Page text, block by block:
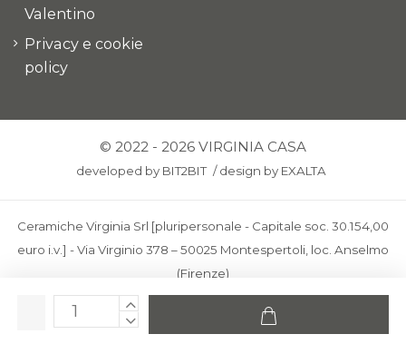
Valentino
Privacy e cookie
policy
© 2022 - 2026 VIRGINIA CASA
developed by BIT2BIT /design by EXALTA
Ceramiche Virginia Srl [pluripersonale - Capitale soc. 30.154,00
euro i.v.] - Via Virginio 378 – 50025 Montespertoli, loc. Anselmo
(Firenze)
C.F. e P.IVA: IT00436100481 - REA: FI-227733 - PEC:
ceramichevirginia@pec.it